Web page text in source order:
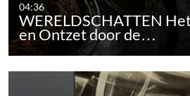
04:36
WERELDSCHATTEN
en Ontzet door de…